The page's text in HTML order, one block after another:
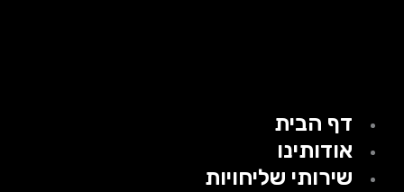
דף הבית
אודותינו
שירותי שליחויות